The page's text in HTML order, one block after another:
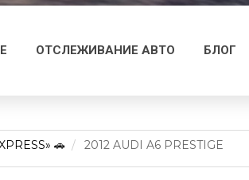
ОТСЛЕЖИВАНИЕ АВТО БЛОГ
🚗 2012 AUDI A6 PRESTIGE